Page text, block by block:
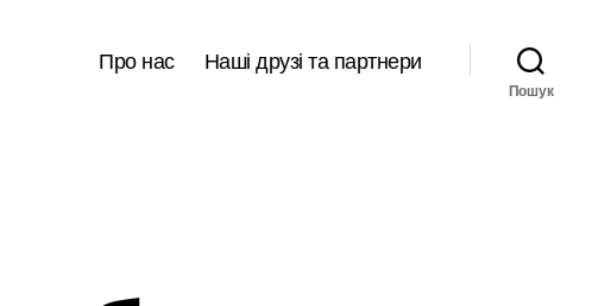
Про нас Наші друзі та партнери
Пошук